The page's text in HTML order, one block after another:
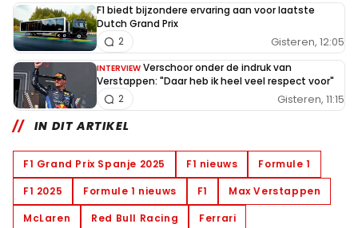
F1 biedt bijzondere ervaring aan voor laatste
Dutch Grand Prix
Gisteren, 12:05
2
INTERVIEW Verschoor onder de indruk van
Verstappen: "Daar heb ik heel veel respect voor"
Gisteren, 11:15
2
IN DIT ARTIKEL
F1 Grand Prix Spanje 2025 F1 nieuws
Formule 1
F1 2025
Formule 1 nieuws F1
Max Verstappen
McLaren
Red Bull Racing Ferrari